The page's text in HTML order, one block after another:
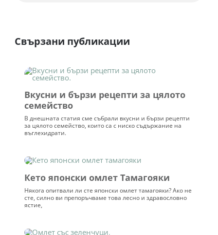
Свързани публикации
Вкусни и бързи рецепти за цялото
семейство
В днешната статия сме събрали вкусни и бързи рецепти
за цялото семейство, които са с ниско съдържание на
въглехидрати.
Кето японски омлет Тамагояки
Някога опитвали ли сте японски омлет тамагояки? Ако не
сте, силно ви препоръчваме това лесно и здравословно
ястие,